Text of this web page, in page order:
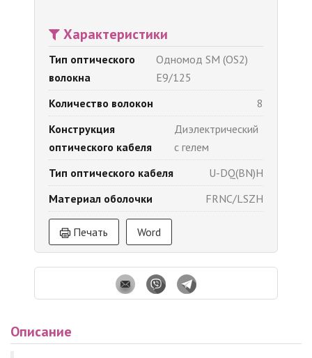
Характеристики
Тип оптического
волокна
Одномод SM (OS2)
E9/125
Количество волокон
8
Конструкция
оптического кабеля
Диэлектрический
с гелем
Тип оптического кабеля
U-DQ(BN)H
Материал оболочки
FRNC/LSZH
Печать Word
Описание